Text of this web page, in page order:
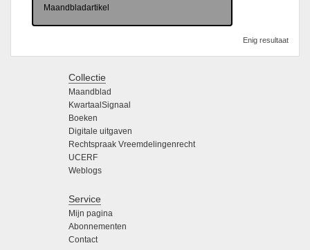
Maandbladartikel
Enig resultaat
Collectie
Maandblad
KwartaalSignaal
Boeken
Digitale uitgaven
Rechtspraak Vreemdelingenrecht
UCERF
Weblogs
Service
Mijn pagina
Abonnementen
Contact